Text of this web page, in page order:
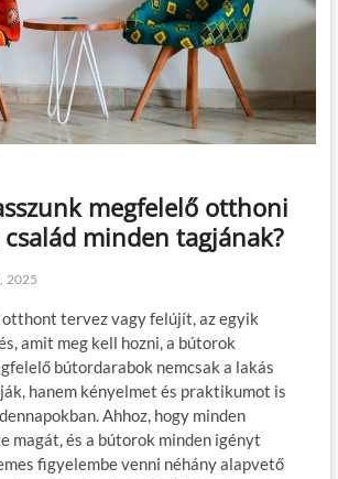
megfelelő otthoni
minden tagjának?
2025
tervez vagy felújít, az egyik
amit meg kell hozni, a bútorok
bútordarabok nemcsak a lakás
hanem kényelmet és praktikumot is
Ahhoz, hogy minden
magát, és a bútorok minden igényt
figyelembe venni néhány alapvető